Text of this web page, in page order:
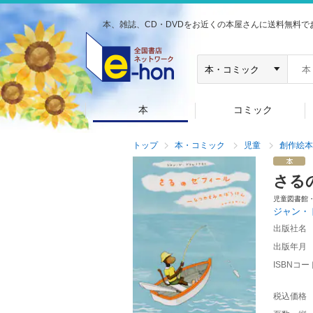
本、雑誌、CD・DVDをお近くの本屋さんに送料無料で
本 コミック
トップ 本・コミック 児童 創作絵本
さる
児童図書館
ジャン
出版社名
出版年月
ISBNコー
税込価格